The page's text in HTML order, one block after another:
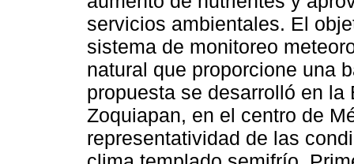
servicios ambientales. El
sistema de monitoreo
natural que proporcione una
propuesta se desarrolló en
Zoquiapan, en el centro de
representatividad de las